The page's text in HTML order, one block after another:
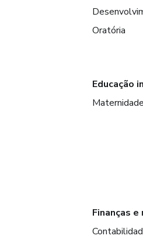
Oratória
Educação
Maternidade
Finanças